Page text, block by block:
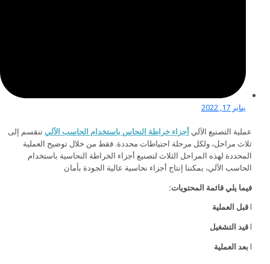
يناير 17, 2022
عملية التصنيع الآلي أجزاء خراطة النحاس باستخدام الحاسب الآلي تنقسم إلى
ثلاث مراحل، ولكل مرحلة احتياطات محددة. فقط من خلال توضيح العملية
المحددة لهذه المراحل الثلاث لتصنيع أجزاء الخراطة النحاسية باستخدام
الحاسب الآلي، يمكننا إنتاج أجزاء نحاسية عالية الجودة بأمان
فيما يلي قائمة المحتويات:
l قبل العملية
l قيد التشغيل
l بعد العملية